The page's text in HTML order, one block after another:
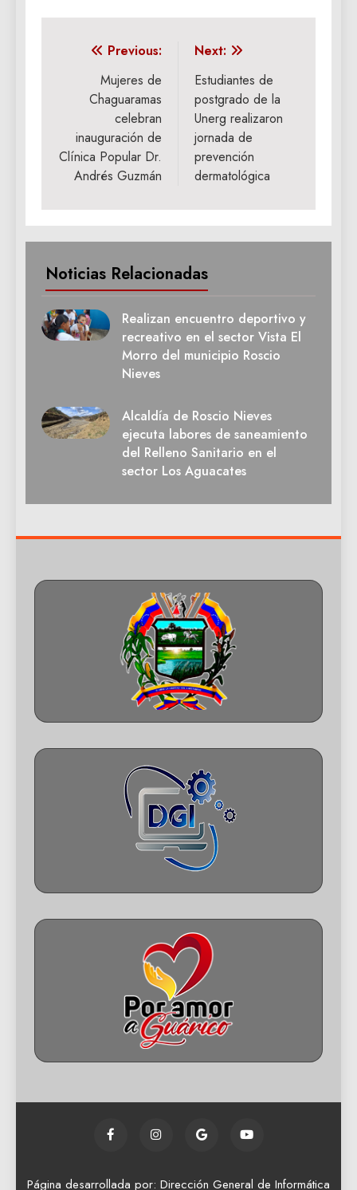
Navegación
entradas
Previous:
Mujeres de
Chaguaramas
celebran
inauguración de
Clínica Popular Dr.
Andrés Guzmán
Next:
Estudiantes de
postgrado de la
Unerg realizaron
jornada de
prevención
dermatológica
Noticias Relacionadas
Realizan encuentro deportivo y
recreativo en el sector Vista El
Morro del municipio Roscio
Nieves
Alcaldía de Roscio Nieves
ejecuta labores de saneamiento
del Relleno Sanitario en el
sector Los Aguacates
Página desarrollada por: Dirección General de Informática